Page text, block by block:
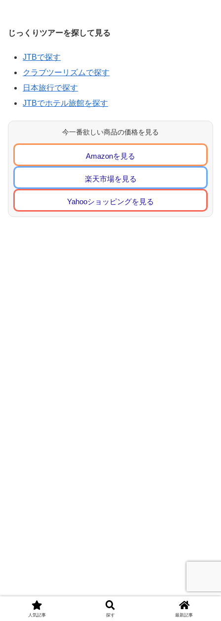
じっくりツアーを探して見る
JTBで探す
クラブツーリズムで探す
日本旅行で探す
JTBでホテル旅館を探す
今一番欲しい商品の価格を見る
Amazonを見る
楽天市場を見る
Yahooショッピングを見る
人気記事 探す 最新記事